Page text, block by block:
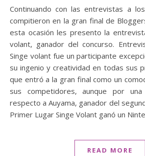
Continuando con las entrevistas a los participantes que
compitieron en la gran final de
esta ocasión les presento la
volant, ganador del concurso.
Singe volant fue un participante
su ingenio y creatividad en todas sus
que entró a la gran final como un
sus competidores, aunque por una
respecto a Auyama, ganador del
Primer Lugar Singe Volant ganó un
READ MORE